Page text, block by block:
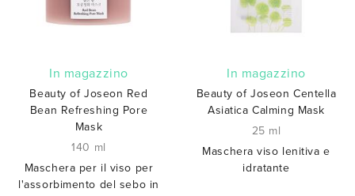
In magazzino
Beauty of Joseon Red
Bean Refreshing Pore
Mask
140 ml
Maschera per il viso per
l'assorbimento del sebo in
In magazzino
Beauty of Joseon Centella
Asiatica Calming Mask
25 ml
Maschera viso lenitiva e
idratante